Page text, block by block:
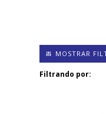
Filtrando por: